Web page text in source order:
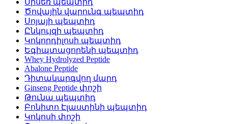
Ծովային վարունգ պեպտիդ
Սոյայի պեպտիդ
Ընկույզի պեպտիդ
Կոկորդիլոսի պեպտիդ
Եգիպտացորենի պեպտիդ
Whey Hydrolyzed Peptide
Abalone Peptide
Դիտակարգվող մարդ
Ginseng Peptide փոշի
Թունա պեպտիդ
Բոնիտո Էլաստինի պեպտիդ
Կոկոսի փոշի